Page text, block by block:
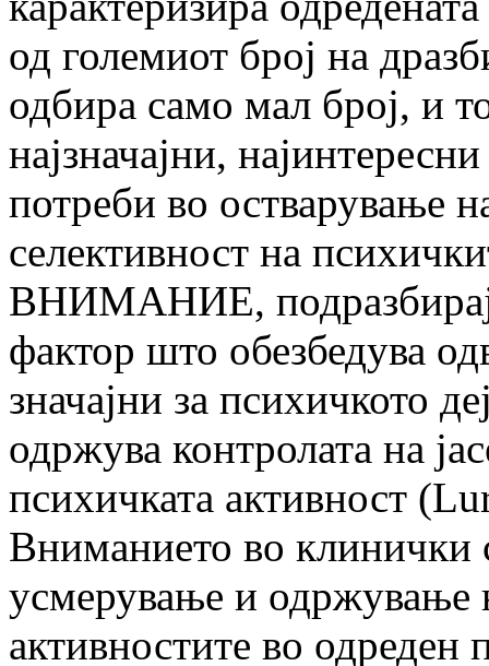
од големиот број на
одбира само мал број, и
најзначајни,
потреби во остварување
селективност на
ВНИМАНИЕ,
фактор што обезбедува
значајни за психичкото
одржува контролата на
психичката активност
Вниманието во клинички
усмерување и одржување
активностите во одреден